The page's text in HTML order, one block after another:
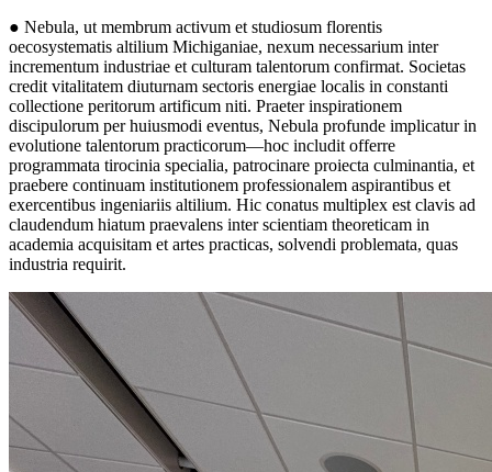
● Nebula, ut membrum activum et studiosum florentis
oecosystematis altilium Michiganiae, nexum necessarium inter
incrementum industriae et culturam talentorum confirmat. Societas
credit vitalitatem diuturnam sectoris energiae localis in constanti
collectione peritorum artificum niti. Praeter inspirationem
discipulorum per huiusmodi eventus, Nebula profunde implicatur in
evolutione talentorum practicorum—hoc includit offerre
programmata tirocinia specialia, patrocinare proiecta culminantia, et
praebere continuam institutionem professionalem aspirantibus et
exercentibus ingeniariis altilium. Hic conatus multiplex est clavis ad
claudendum hiatum praevalens inter scientiam theoreticam in
academia acquisitam et artes practicas, solvendi problemata, quas
industria requirit.